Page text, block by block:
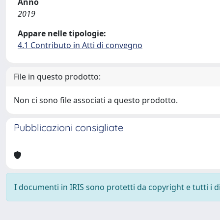
2019
Appare nelle tipologie:
4.1 Contributo in Atti di convegno
File in questo prodotto:
Non ci sono file associati a questo prodotto.
Pubblicazioni consigliate
I documenti in IRIS sono protetti da copyright e tutti i